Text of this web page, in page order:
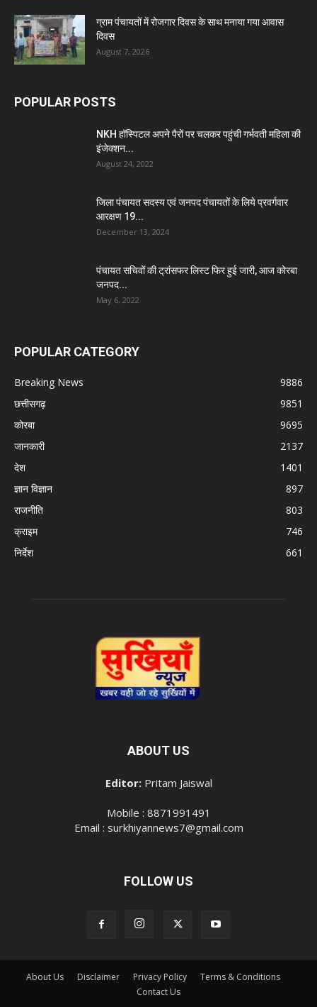
ग्राम पंचायतों में रोजगार दिवस के साथ मनाया गया आवास
दिवस
August 7, 2026
POPULAR POSTS
NKH हॉस्पिटल अपने पैरों पर चलकर पहुंची गर्भवती महिला की
इंजेक्शन...
August 24, 2022
जिला पंचायत सदस्य एवं जनपद पंचायतों के लिये प्रवर्गवार
आरक्षण 19...
December 13, 2024
पंचायत सचिवों की ट्रांसफर लिस्ट फिर हुई जारी, आज कोरबा
जनपद...
May 6, 2022
POPULAR CATEGORY
Breaking News
9886
छत्तीसगढ़
9851
कोरबा
9695
जानकारी
2137
देश
1401
ज्ञान विज्ञान
897
राजनीति
803
क्राइम
746
निर्देश
661
ABOUT US
Editor:Pritam Jaiswal
Mobile : 8871991491
Email : surkhiyannews7@gmail.com
FOLLOW US
About Us Disclaimer Privacy Policy
Terms & Conditions
Contact Us